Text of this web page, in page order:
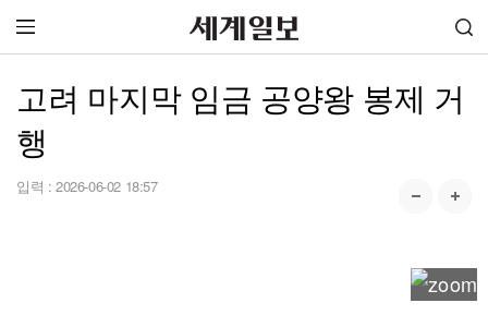
고려 마지막 임금 공양왕 봉제 거
행
입력 : 2026-06-02 18:57